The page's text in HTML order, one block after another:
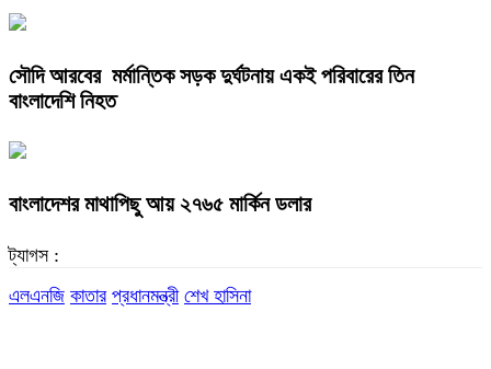
সৌদি আরবের মর্মান্তিক সড়ক দুর্ঘটনায় একই পরিবারের তিন
বাংলাদেশি নিহত
বাংলাদেশর মাথাপিছু আয় ২৭৬৫ মার্কিন ডলার
ট্যাগস :
এলএনজি কাতার প্রধানমন্ত্রী শেখ হাসিনা